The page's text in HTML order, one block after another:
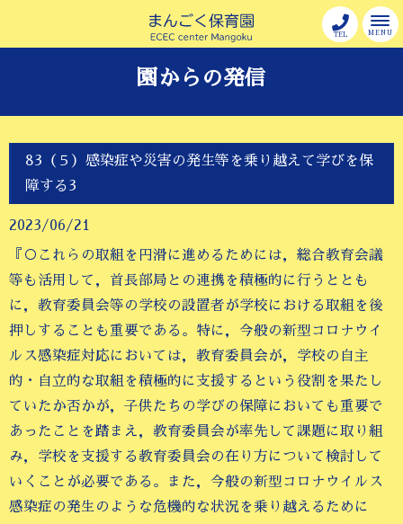
MENU
TEL
園からの発信
83（５）感染症や災害の発生等を乗り越えて学びを保
障する3
2023/06/21
『○これらの取組を円滑に進めるためには，総合教育会議
等も活用して，首長部局との連携を積極的に行うととも
に，教育委員会等の学校の設置者が学校における取組を後
押しすることも重要である。特に，今般の新型コロナウイ
ルス感染症対応においては，教育委員会が，学校の自主
的・自立的な取組を積極的に支援するという役割を果たし
ていたか否かが，子供たちの学びの保障においても重要で
あったことを踏まえ，教育委員会が率先して課題に取り組
み，学校を支援する教育委員会の在り方について検討して
いくことが必要である。また，今般の新型コロナウイルス
感染症の発生のような危機的な状況を乗り越えるために